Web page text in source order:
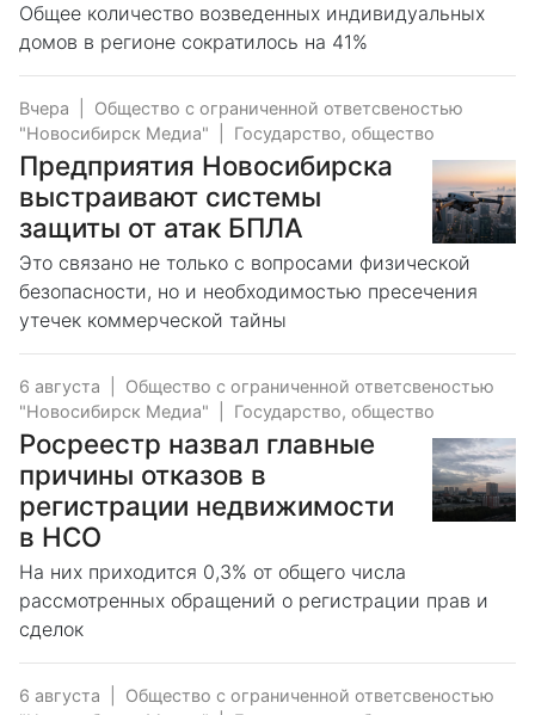
Общее количество возведенных индивидуальных
домов в регионе сократилось на 41%
Вчера
Общество с ограниченной ответсвеностью
"Новосибирск Медиа"
Государство, общество
Предприятия Новосибирска
выстраивают системы
защиты от атак БПЛА
Это связано не только с вопросами физической
безопасности, но и необходимостью пресечения
утечек коммерческой тайны
6 августа
Общество с ограниченной ответсвеностью
"Новосибирск Медиа"
Государство, общество
Росреестр назвал главные
причины отказов в
регистрации недвижимости
в НСО
На них приходится 0,3% от общего числа
рассмотренных обращений о регистрации прав и
сделок
6 августа
Общество с ограниченной ответсвеностью